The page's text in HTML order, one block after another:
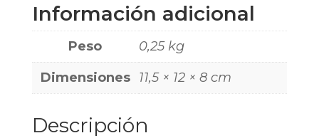
Información adicional
Peso
0,25 kg
Dimensiones
11,5 × 12 × 8 cm
Descripción